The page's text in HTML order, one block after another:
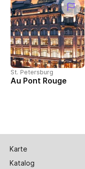
St. Petersburg
Au Pont Rouge
Karte
Katalog